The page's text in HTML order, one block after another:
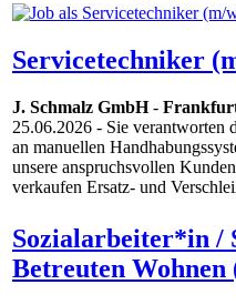
Servicetechniker
J. Schmalz GmbH-
25.06.2026 - Sie verantworten
an manuellen
unsere anspruchsvollen
verkaufen Ersatz- und
Sozialarbeiter*in /
Betreuten